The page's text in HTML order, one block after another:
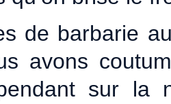
de barbarie
avons
sur la